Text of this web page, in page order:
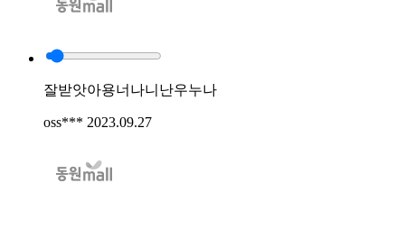
잘받앗아용너나니난우누나
oss*** 2023.09.27